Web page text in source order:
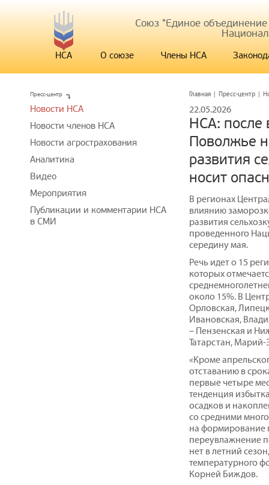
Союз "Единое
НСА О союзе Члены НСА
Главная | Пресс-центр |
22.05.2026
НСА: после
Поволжье
развития
носит
В регионах
влиянию
развития
проведенного
середину мая.
Речь идет о 15
которых
около 15%. В
Орловская,
Ивановская,
– Пензенская и
Татарстан,
«Кроме
отставанию в
первые четыре
тенденция
осадков и
со средними
на формирование
переувлажнение
нет в летний
температурного
Корней Биждов.
Пресс-центр
Новости НСА
Новости членов НСА
Новости агрострахования
Аналитика
Видео
Мероприятия
Публикации и комментарии НСА
в СМИ